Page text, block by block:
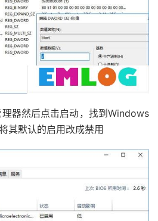
然后点击启动，找到Windows
其默认的启用改成禁用